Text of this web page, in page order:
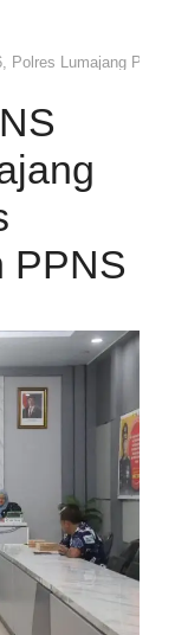
Polres Lumajang
PPNS